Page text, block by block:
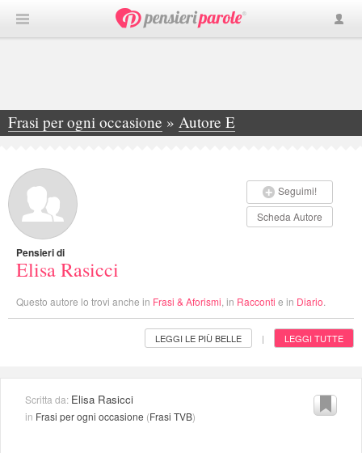
Frasi per ogni occasione » Autore E
»Elisa Rasicci
Seguimi!
Scheda Autore
Pensieri di
Elisa Rasicci
Questo autore lo trovi anche in Frasi & Aforismi , in Racconti e in Diario
LEGGI LE PIÙ BELLE | LEGGI TUTTE
Scritta da: Elisa Rasicci
in Frasi per ogni occasione (Frasi TVB)